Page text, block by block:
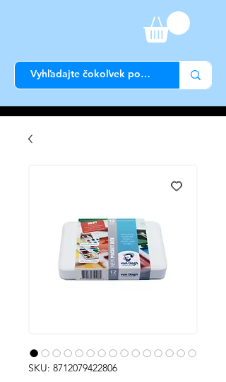
SKU: 8712079422806